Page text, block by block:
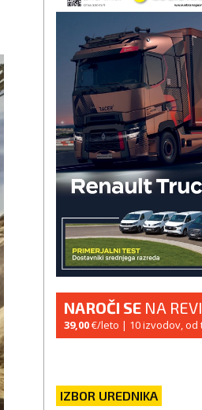
NAROČI SE NA
39,00€/leto | 10 izvodov, od
IZBOR UREDNIKA